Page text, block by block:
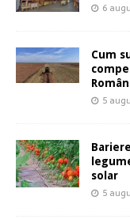
6
Cum
5
solar
5